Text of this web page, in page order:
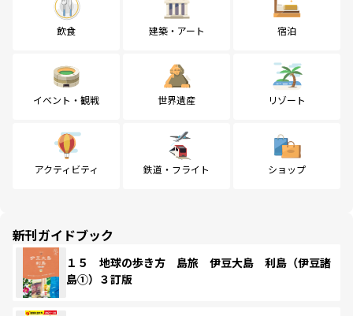
飲食 建築・アート 宿泊
イベント・観戦 世界遺産 リゾート
アクティビティ 鉄道・フライト ショップ
新刊ガイドブック
１５ 地球の歩き方 島旅 伊豆大島 利島（伊豆諸
島①）３訂版